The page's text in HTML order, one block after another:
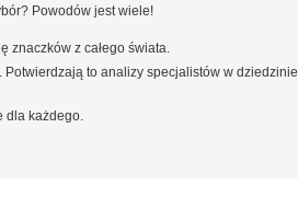
Powodów jest wiele!
znaczków z całego świata.
Potwierdzają to analizy specjalistów w dziedzinie
dla każdego.